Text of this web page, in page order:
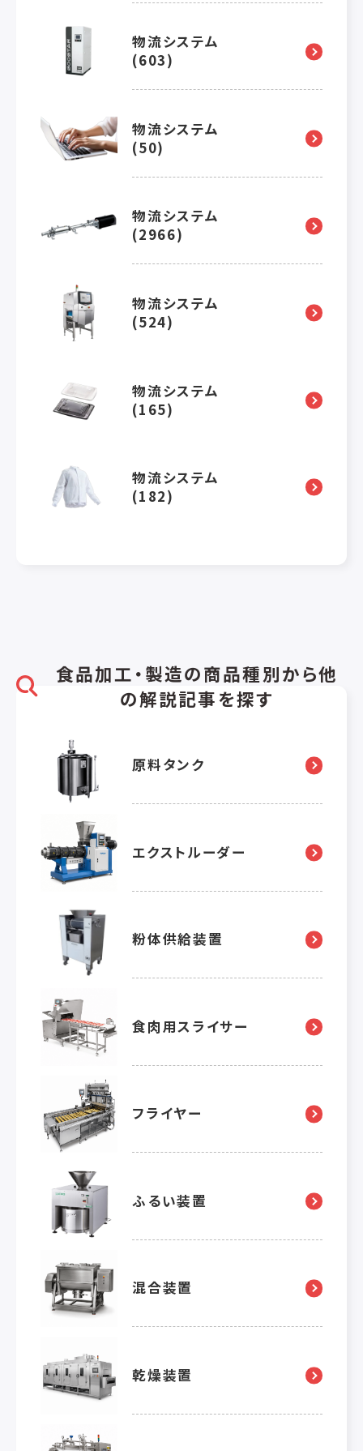
物流システム
(603)
物流システム
(50)
物流システム
(2966)
物流システム
(524)
物流システム
(165)
物流システム
(182)
食品加工・製造の商品種別から他
の解説記事を探す
原料タンク
エクストルーダー
粉体供給装置
食肉用スライサー
フライヤー
ふるい装置
混合装置
乾燥装置